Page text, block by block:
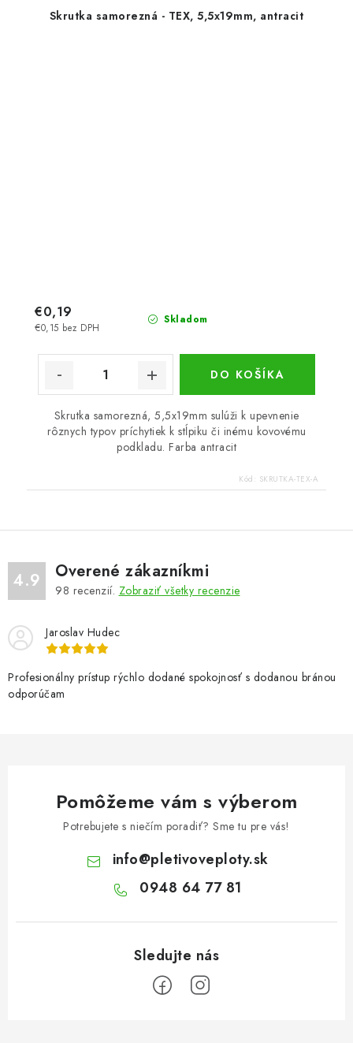
Skrutka samorezná - TEX, 5,5x19mm, antracit
Skladom
€0,15 bez DPH
€0,19
DO KOŠÍKA
Skrutka samorezná, 5,5x19mm sulúži k upevnenie
rôznych typov príchytiek k stĺpiku či inému kovovému
podkladu. Farba antracit
Kód: SKRUTKA-TEX-A
4.9 Overené zákazníkmi
98 recenzií. Zobraziť všetky recenzie
Jaroslav Hudec
Profesionálny prístup rýchlo dodané spokojnosť s dodanou bránou
odporúčam
Pomôžeme vám s výberom
Potrebujete s niečím poradiť? Sme tu pre vás!
info@pletivoveploty.sk
0948 64 77 81